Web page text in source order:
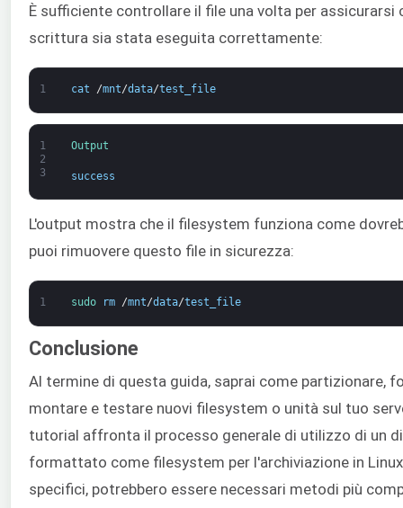
È sufficiente controllare il file una volta per assicurarsi
scrittura sia stata eseguita correttamente:
1 cat /mnt/data/test_file
1
2
3
Output
success
L'output mostra che il filesystem funziona come
puoi rimuovere questo file in sicurezza:
1 sudo rm /mnt/data/test_file
Conclusione
Al termine di questa guida, saprai come partizionare,
montare e testare nuovi filesystem o unità sul tuo
tutorial affronta il processo generale di utilizzo di un
formattato come filesystem per l'archiviazione in
specifici, potrebbero essere necessari metodi più